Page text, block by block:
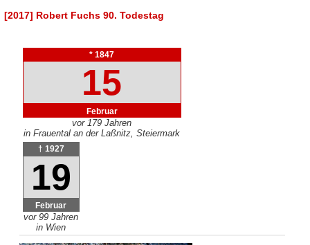
[2017] Robert Fuchs 90. Todestag
* 1847
15
Februar
vor 179 Jahren
in Frauental an der Laßnitz, Steiermark
† 1927
19
Februar
vor 99 Jahren
in Wien